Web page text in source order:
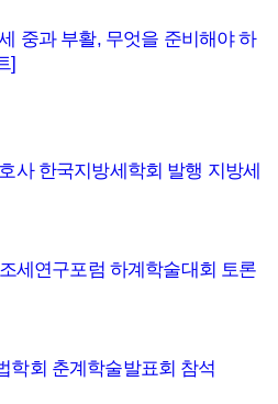
중과 부활, 무엇을 준비해야 하
]
사 한국지방세학회 발행 지방세
세연구포럼 하계학술대회 토론
학회 춘계학술발표회 참석